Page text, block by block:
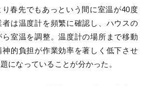
春先でもあっという間に室温が40度
者は温度計を頻繁に確認し、ハウスの
室温を調整。温度計の場所まで移動
神的負担が作業効率を著しく低下させ
になっていることが分かった。